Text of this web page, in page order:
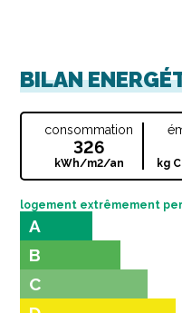
BILAN
consommation
326
kWh/m2/an kg
logement extrêmement
A
B
C